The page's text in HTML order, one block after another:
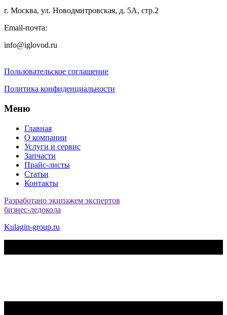
г. Москва, ул. Новодмитровская, д. 5А, стр.2
Email-почта:
info@iglovod.ru
Пользовательское соглашение
Политика конфиденциальности
Меню
Главная
О компании
Услуги и сервис
Запчасти
Прайс-листы
Статьи
Контакты
Разработано экипажем экспертов
бизнес-ледокола
Kulagin-group.ru